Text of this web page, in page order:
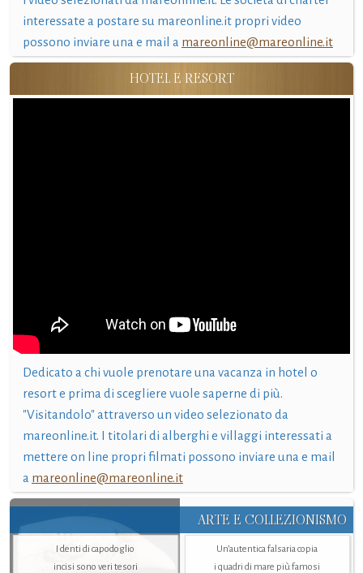
interessate a postare su mareonline.it propri video
possono inviare una e mail a mareonline@mareonline.it
HOTEL E RESORT
Dedicato a chi vuole prenotare una vacanza in hotel o
resort e prima di scegliere vuole saperne di più.
"Visitandolo" attraverso un video selezionato da
mareonline.it. I titolari di alberghi e villaggi interessati a
mettere on line propri filmati possono inviare una e mail
a mareonline@mareonline.it
ARTE E COLLEZIONISMO
I denti di capodoglio
incisi sono veri tesori
Un’autentica falsaria copia
i quadri di mare più famosi